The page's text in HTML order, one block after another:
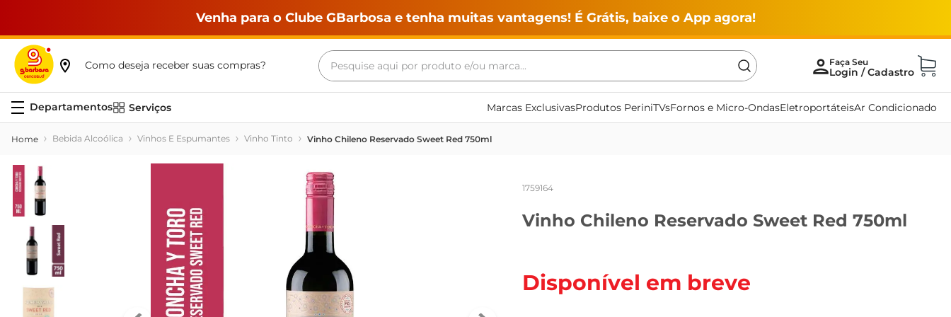
Venha para o Clube GBarbosa e tenha muitas vantagens! É Grátis, baixe o App agora!
Como deseja receber suas compras?
Pesquise aqui por produto e/ou marca...
Serviços Marcas ExclusivasProdutos PeriniTVsFornos e Micro-OndasEletroportáteisAr Condicionado
Bebida Alcoólica Vinhos E Espumantes Vinho Tinto Vinho Chileno Reservado Sweet Red 750ml
1759164
Vinho Chileno Reservado Sweet Red 750ml
Disponível em breve
Termos mais buscados
maquina lavar
leite
vinho